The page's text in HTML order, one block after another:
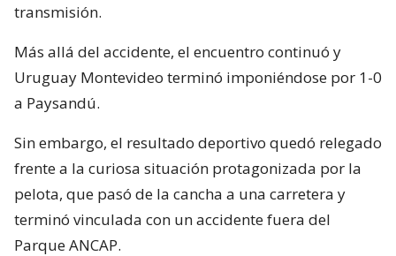
transmisión.
Más allá del accidente, el encuentro continuó y
Uruguay Montevideo terminó imponiéndose por 1-0
a Paysandú.
Sin embargo, el resultado deportivo quedó relegado
frente a la curiosa situación protagonizada por la
pelota, que pasó de la cancha a una carretera y
terminó vinculada con un accidente fuera del
Parque ANCAP.